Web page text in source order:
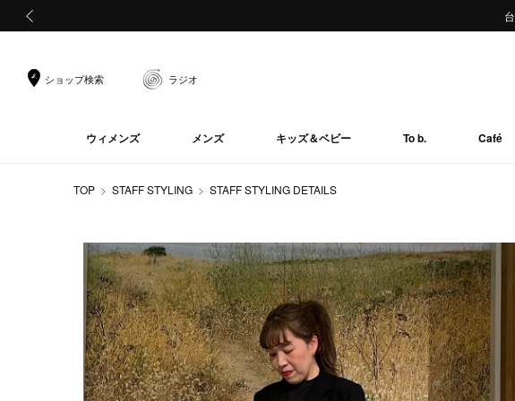
熊
熊
ショップ検索 ラジオ
ウィメンズ メンズ キッズ＆ベビー To b. Café
TOP STAFF STYLING STAFF STYLING DETAILS